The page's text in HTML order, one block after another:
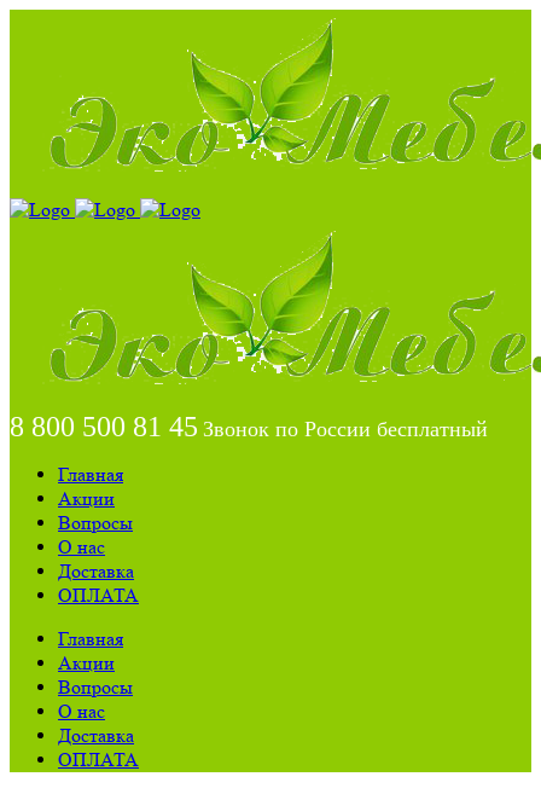
8 800 500 81 45 Звонок по России бесплатный
Главная
Акции
Вопросы
О нас
Доставка
ОПЛАТА
Главная
Акции
Вопросы
О нас
Доставка
ОПЛАТА